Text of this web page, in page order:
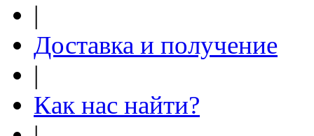
|
Доставка и получение
|
Как нас найти?